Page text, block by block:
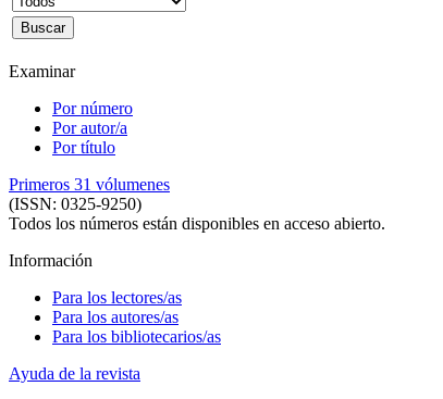
Examinar
Por número
Por autor/a
Por título
Primeros 31 vólumenes
(ISSN: 0325-9250)
Todos los números están disponibles en acceso abierto.
Información
Para los lectores/as
Para los autores/as
Para los bibliotecarios/as
Ayuda de la revista